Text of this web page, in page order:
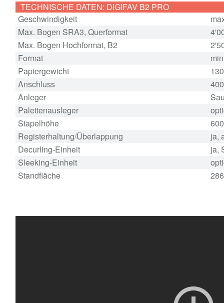
TECHNISCHE DATEN: DIGIFAV B2 PRO
Geschwindigkeit
Max. Bogen SRA3, Querformat
Max. Bogen Hochformat, B2
Format
Papiergewicht
Anschluss
Anleger
Palettenausleger
Stapelhöhe
Registerhaltung/Überlappung
ja,
Decurling-Einheit
ja,
Sleeking-Einheit
Standfläche